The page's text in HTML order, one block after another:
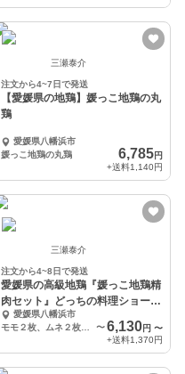
三瀬泰介
注文から4~7日で発送
【愛媛県の地鶏】媛っこ地鶏の丸
鶏
愛媛県八幡浜市
媛っこ地鶏の丸鶏
6,785円
+送料1,140円
三瀬泰介
注文から4~8日で発送
愛媛県の高級地鶏『媛っこ地鶏精
肉セット』どっちの料理ショーで
紹介！
愛媛県八幡浜市
モモ２枚、ムネ２枚、ささみ２枚、手羽先２本、手羽元２本
〜6,130円 〜
+送料1,370円